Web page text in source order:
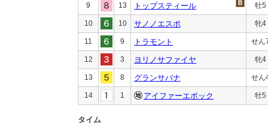
9 13 トップスティール 牡5
10 10 サノノエスポ 牝4
11 9 トラモント せん
12 3 ヨリノサファイヤ 牝4
13 8 グランサバナ せん
14 1 アイファーエポック 牡5
タイム